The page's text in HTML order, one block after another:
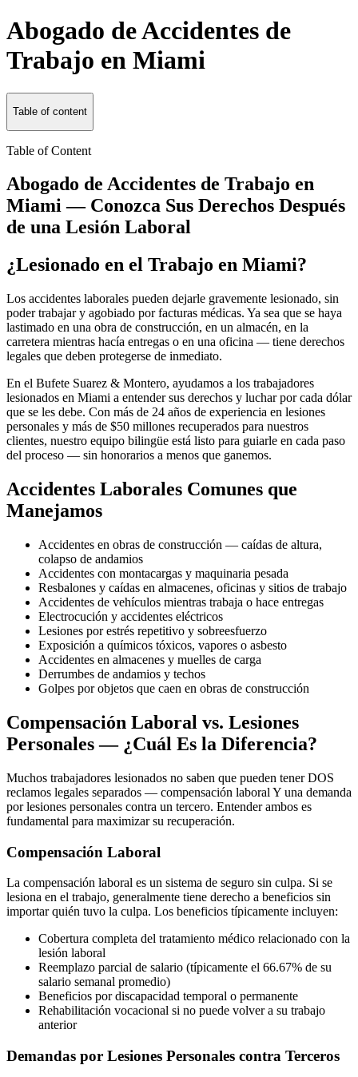
Abogado de Accidentes de
Trabajo en Miami
Table of content
Table of Content
Abogado de Accidentes de Trabajo en
Miami — Conozca Sus Derechos Después
de una Lesión Laboral
¿Lesionado en el Trabajo en Miami?
Los accidentes laborales pueden dejarle gravemente lesionado, sin
poder trabajar y agobiado por facturas médicas. Ya sea que se haya
lastimado en una obra de construcción, en un almacén, en la
carretera mientras hacía entregas o en una oficina — tiene derechos
legales que deben protegerse de inmediato.
En el Bufete Suarez & Montero, ayudamos a los trabajadores
lesionados en Miami a entender sus derechos y luchar por cada dólar
que se les debe. Con más de 24 años de experiencia en lesiones
personales y más de $50 millones recuperados para nuestros
clientes, nuestro equipo bilingüe está listo para guiarle en cada paso
del proceso — sin honorarios a menos que ganemos.
Accidentes Laborales Comunes que
Manejamos
Accidentes en obras de construcción — caídas de altura,
colapso de andamios
Accidentes con montacargas y maquinaria pesada
Resbalones y caídas en almacenes, oficinas y sitios de trabajo
Accidentes de vehículos mientras trabaja o hace entregas
Electrocución y accidentes eléctricos
Lesiones por estrés repetitivo y sobreesfuerzo
Exposición a químicos tóxicos, vapores o asbesto
Accidentes en almacenes y muelles de carga
Derrumbes de andamios y techos
Golpes por objetos que caen en obras de construcción
Compensación Laboral vs. Lesiones
Personales — ¿Cuál Es la Diferencia?
Muchos trabajadores lesionados no saben que pueden tener DOS
reclamos legales separados — compensación laboral Y una demanda
por lesiones personales contra un tercero. Entender ambos es
fundamental para maximizar su recuperación.
Compensación Laboral
La compensación laboral es un sistema de seguro sin culpa. Si se
lesiona en el trabajo, generalmente tiene derecho a beneficios sin
importar quién tuvo la culpa. Los beneficios típicamente incluyen:
Cobertura completa del tratamiento médico relacionado con la
lesión laboral
Reemplazo parcial de salario (típicamente el 66.67% de su
salario semanal promedio)
Beneficios por discapacidad temporal o permanente
Rehabilitación vocacional si no puede volver a su trabajo
anterior
Demandas por Lesiones Personales contra Terceros